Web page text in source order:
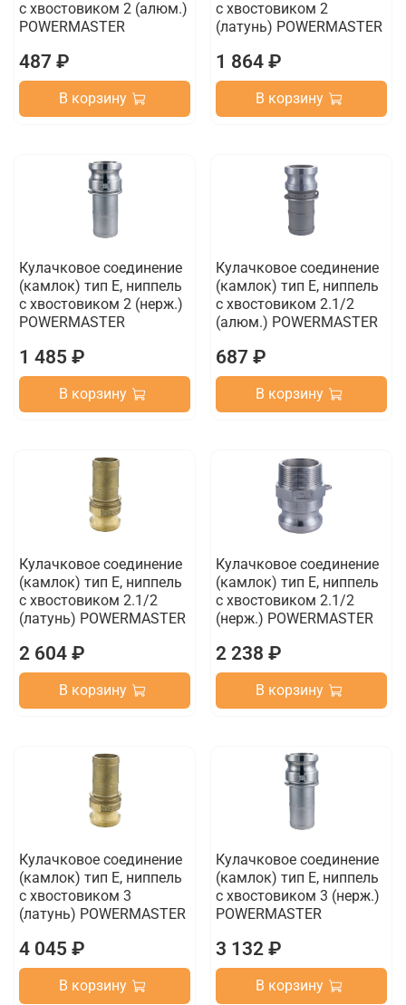
с хвостовиком 2 (алюм.)
POWERMASTER
487 ₽
В корзину
с хвостовиком 2
(латунь) POWERMASTER
1 864 ₽
В корзину
Кулачковое соединение
(камлок) тип E, ниппель
с хвостовиком 2 (нерж.)
POWERMASTER
1 485 ₽
В корзину
Кулачковое соединение
(камлок) тип E, ниппель
с хвостовиком 2.1/2
(алюм.) POWERMASTER
687 ₽
В корзину
Кулачковое соединение
(камлок) тип E, ниппель
с хвостовиком 2.1/2
(латунь) POWERMASTER
2 604 ₽
В корзину
Кулачковое соединение
(камлок) тип E, ниппель
с хвостовиком 2.1/2
(нерж.) POWERMASTER
2 238 ₽
В корзину
Кулачковое соединение
(камлок) тип E, ниппель
с хвостовиком 3
(латунь) POWERMASTER
4 045 ₽
В корзину
Кулачковое соединение
(камлок) тип E, ниппель
с хвостовиком 3 (нерж.)
POWERMASTER
3 132 ₽
В корзину